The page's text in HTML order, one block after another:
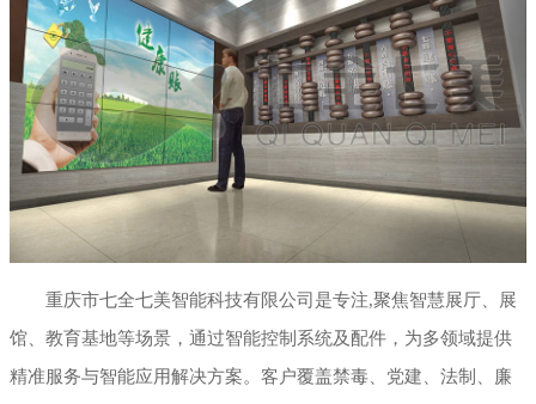
重庆市七全七美智能科技有限公司是专注,聚焦智慧展厅、展
馆、教育基地等场景，通过智能控制系统及配件，为多领域提供
精准服务与智能应用解决方案。客户覆盖禁毒、党建、法制、廉